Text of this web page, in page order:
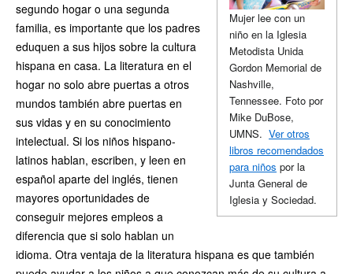
Mujer lee con un
niño en la Iglesia
Metodista Unida
Gordon Memorial de
Nashville,
Tennessee. Foto por
Mike DuBose,
UMNS. Ver otros
libros recomendados
para niños por la
Junta General de
Iglesia y Sociedad.
segundo hogar o una segunda
familia, es importante que los padres
eduquen a sus hijos sobre la cultura
hispana en casa. La literatura en el
hogar no solo abre puertas a otros
mundos también abre puertas en
sus vidas y en su conocimiento
intelectual. Si los niños hispano-
latinos hablan, escriben, y leen en
español aparte del inglés, tienen
mayores oportunidades de
conseguir mejores empleos a
diferencia que si solo hablan un
idioma. Otra ventaja de la literatura hispana es que también